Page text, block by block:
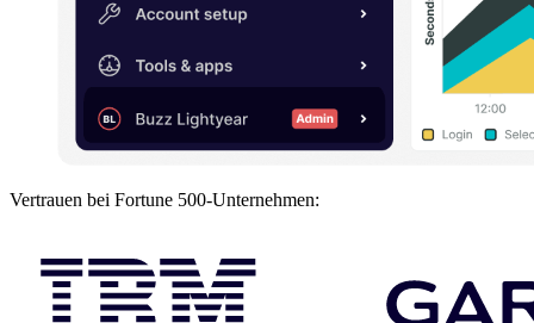
Vertrauen bei Fortune 500-Unternehmen: